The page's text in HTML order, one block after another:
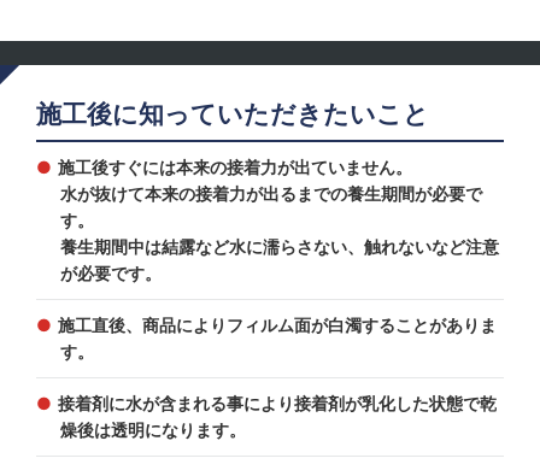
施工後に知っていただきたいこと
施工後すぐには本来の接着力が出ていません。
水が抜けて本来の接着力が出るまでの養生期間が必要で
す。
養生期間中は結露など水に濡らさない、触れないなど注意
が必要です。
施工直後、商品によりフィルム面が白濁することがありま
す。
接着剤に水が含まれる事により接着剤が乳化した状態で乾
燥後は透明になります。